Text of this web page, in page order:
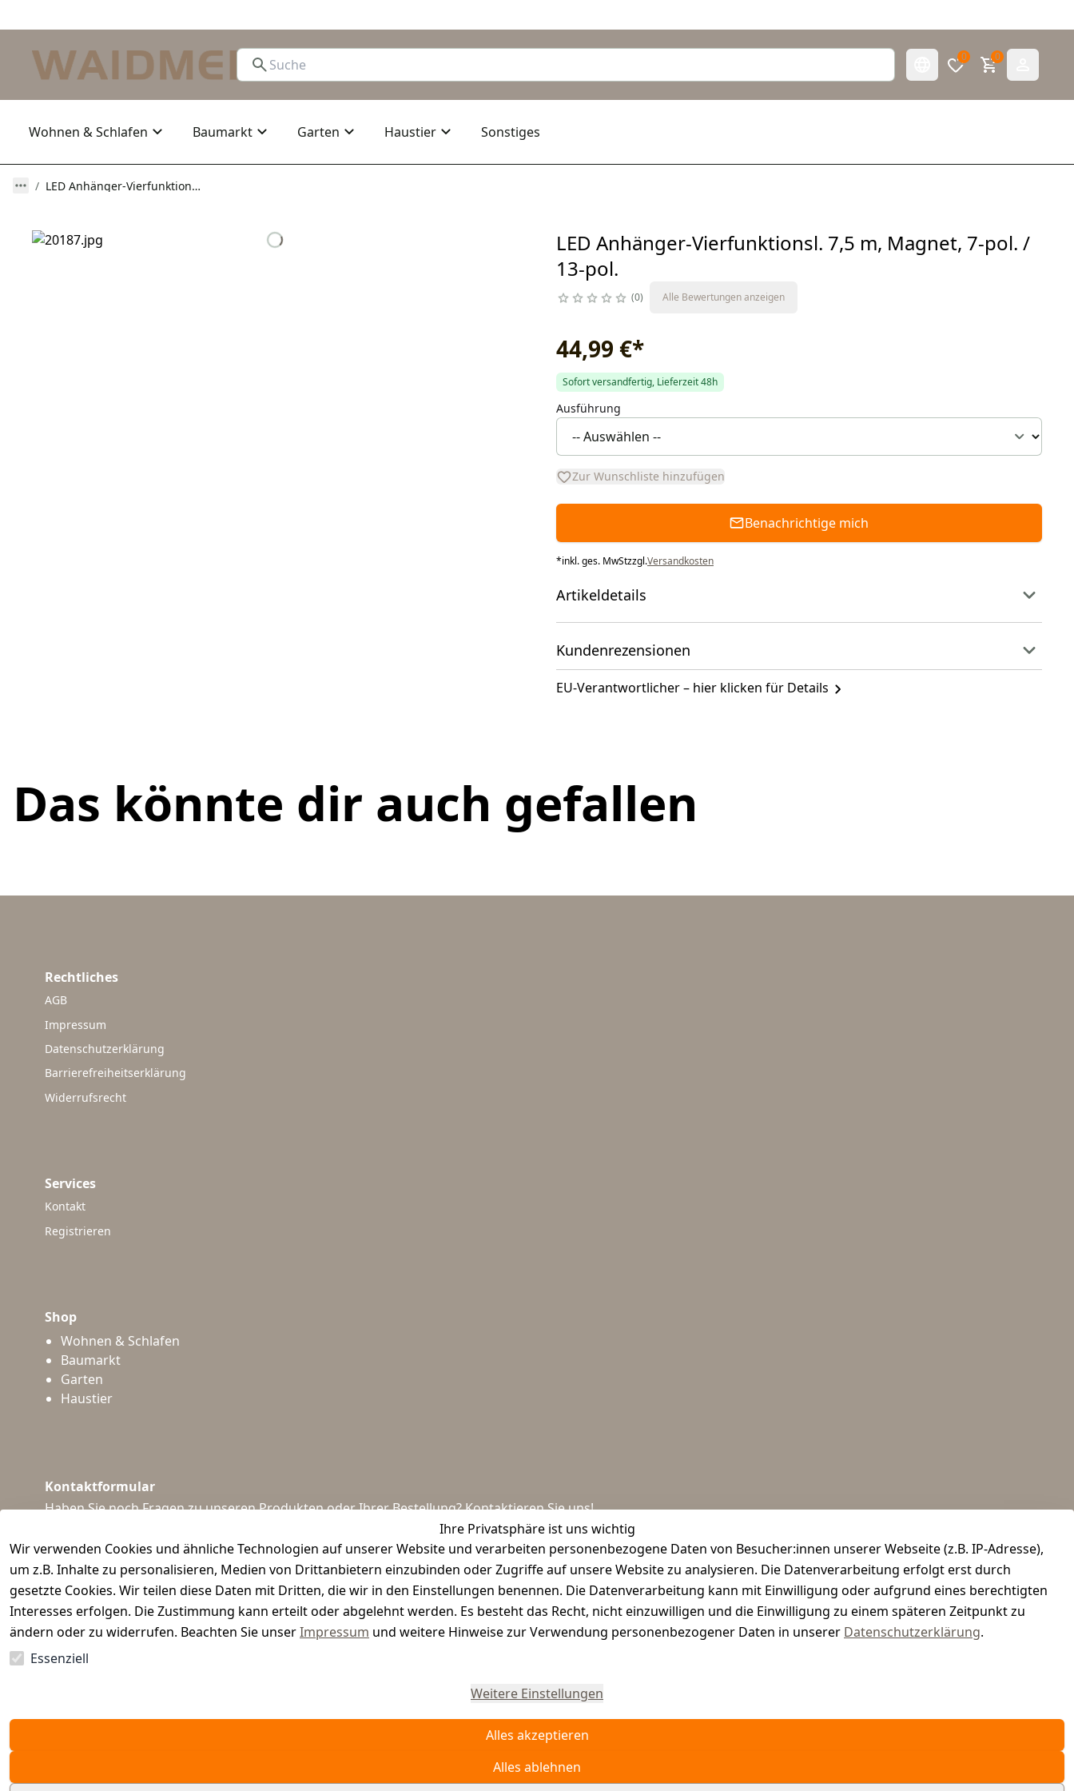
0 0
Wohnen & Schlafen Baumarkt Garten Haustier Sonstiges
LED Anhänger-Vierfunktionsl. 7,5 m, Magnet, 7-pol. / 13-pol.
LED Anhänger-Vierfunktionsl. 7,5 m, Magnet, 7-pol. /
13-pol.
0 Alle Bewertungen anzeigen
44,99 €*
Sofort versandfertig, Lieferzeit 48h
Ausführung
Zur Wunschliste hinzufügen
Benachrichtige mich
*inkl. ges. MwStzzgl.Versandkosten
Artikeldetails
Kundenrezensionen
EU-Verantwortlicher – hier klicken für Details
Das könnte dir auch gefallen
Ihre Privatsphäre ist uns wichtig
Wir verwenden Cookies und ähnliche Technologien auf unserer Website und verarbeiten personenbezogene Daten von Besucher:innen unserer Webseite (z.B. IP-Adresse),
um z.B. Inhalte zu personalisieren, Medien von Drittanbietern einzubinden oder Zugriffe auf unsere Website zu analysieren. Die Datenverarbeitung erfolgt erst durch
gesetzte Cookies. Wir teilen diese Daten mit Dritten, die wir in den Einstellungen benennen. Die Datenverarbeitung kann mit Einwilligung oder aufgrund eines berechtigten
Interesses erfolgen. Die Zustimmung kann erteilt oder abgelehnt werden. Es besteht das Recht, nicht einzuwilligen und die Einwilligung zu einem späteren Zeitpunkt zu
ändern oder zu widerrufen. Beachten Sie unserImpressum und weitere Hinweise zur Verwendung personenbezogener Daten in unserer Datenschutzerklärung.
Essenziell
Weitere Einstellungen
Alles akzeptieren
Alles ablehnen
Rechtliches
AGB
Impressum
Datenschutzerklärung
Barrierefreiheitserklärung
Widerrufsrecht
Services
Kontakt
Registrieren
Shop
Wohnen & Schlafen
Baumarkt
Garten
Haustier
Kontaktformular
Haben Sie noch Fragen zu unseren Produkten oder Ihrer Bestellung? Kontaktieren Sie uns!
support@waidmeister.de